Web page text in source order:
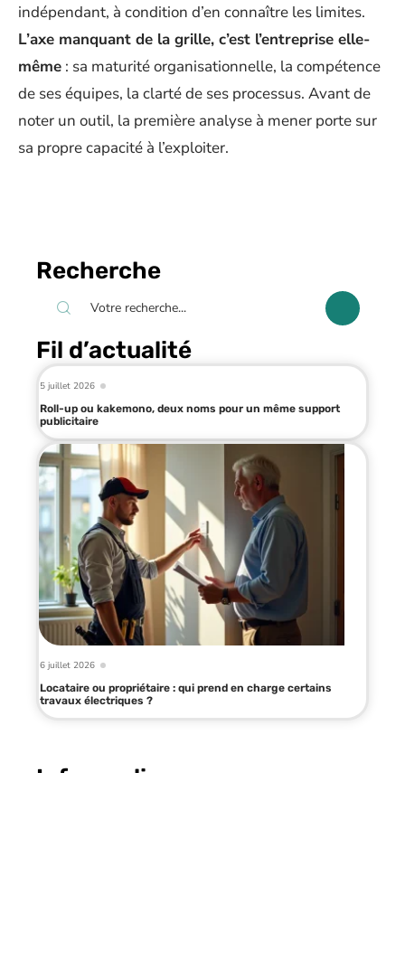
indépendant, à condition d’en connaître les limites.
L’axe manquant de la grille, c’est l’entreprise elle-
même : sa maturité organisationnelle, la compétence
de ses équipes, la clarté de ses processus. Avant de
noter un outil, la première analyse à mener porte sur
sa propre capacité à l’exploiter.
Recherche
Fil d’actualité
5 juillet 2026
Roll-up ou kakemono, deux noms pour un même support
publicitaire
6 juillet 2026
Locataire ou propriétaire : qui prend en charge certains
travaux électriques ?
Infos en live